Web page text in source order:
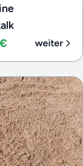
weiter